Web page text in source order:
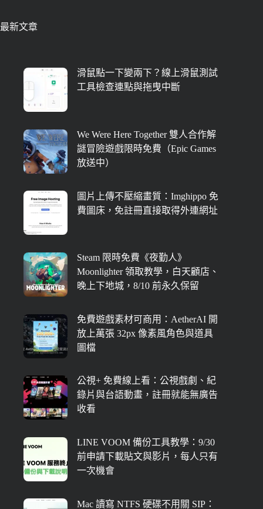
最新文章
滑鼠點一下變兩下？線上滑鼠測試
工具檢查連點與拖曳中斷
We Were Here Together 雙人合作解
謎冒險遊戲限時免費（Epic Games
放送中）
圖片上傳不壓縮畫質：Imghippo 免
費圖床，免註冊直接取得外連網址
Steam 限時免費《夜勤人》
Moonlighter 領取教學，白天顧店、
晚上下地城，8/10 前永久保留
免費遊戲素材可商用：AetherAI 開
放上萬張 32px 像素風角色與道具
圖檔
公視+ 免費線上看：公視戲劇、紀
錄片與台語動畫，註冊就能無廣告
收看
LINE VOOM 備份工具教學：9/30
前申請下載貼文與影片，每人只有
一次機會
Mac 讀寫 NTFS 硬碟不用關 SIP：